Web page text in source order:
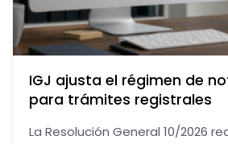
IGJ ajusta el régimen de
para trámites registrales
La Resolución General 10/2026